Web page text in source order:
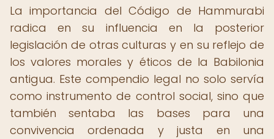
La importancia del Código de Hammurabi
radica en su influencia en la posterior
legislación de otras culturas y en su reflejo de
los valores morales y éticos de la Babilonia
antigua. Este compendio legal no solo servía
como instrumento de control social, sino que
también sentaba las bases para una
convivencia ordenada y justa en una